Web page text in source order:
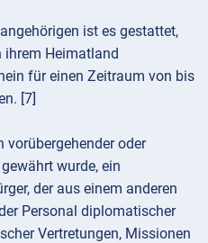
ist es gestattet,
ihrem Heimatland
für einen Zeitraum von bis
[7]
vorübergehender oder
wurde, ein
der aus einem anderen
Personal diplomatischer
Vertretungen, Missionen